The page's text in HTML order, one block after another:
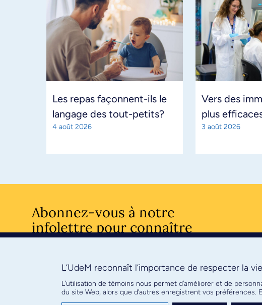
Les repas façonnent-ils le
langage des tout-petits?
4 août 2026
Vers des
plus
3 août 2026
Abonnez-vous à notre
infolettre pour connaître
l’actualité facultaire
S'ABONNER
L’UdeM reconnaît l’importance de respecter la
L’utilisation de témoins nous permet d’améliorer et de
du site Web, alors que d’autres enregistrent vos